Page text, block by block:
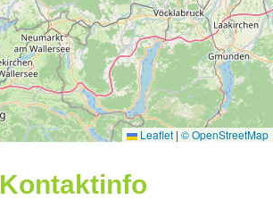
Leaflet | © OpenStreetMap
Kontaktinfo